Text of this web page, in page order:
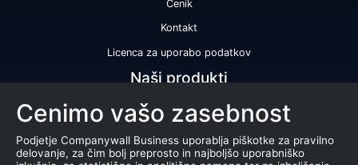
Cenik
Kontakt
Licenca za uporabo podatkov
Naši produkti
Bonitetna ocena
Bonitetno poročilo
Certifikat bonitetne odličnosti
Cenimo vašo zasebnost
Podjetje Companywall Business uporablja piškotke za pravilno
delovanje, za čim bolj preprosto in najboljšo uporabniško